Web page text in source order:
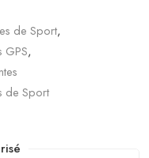
de Sport,
GPS,
de Sport